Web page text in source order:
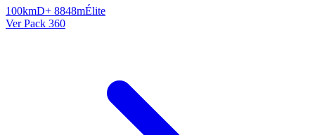
100kmD+ 8848mÉlite
Ver Pack 360